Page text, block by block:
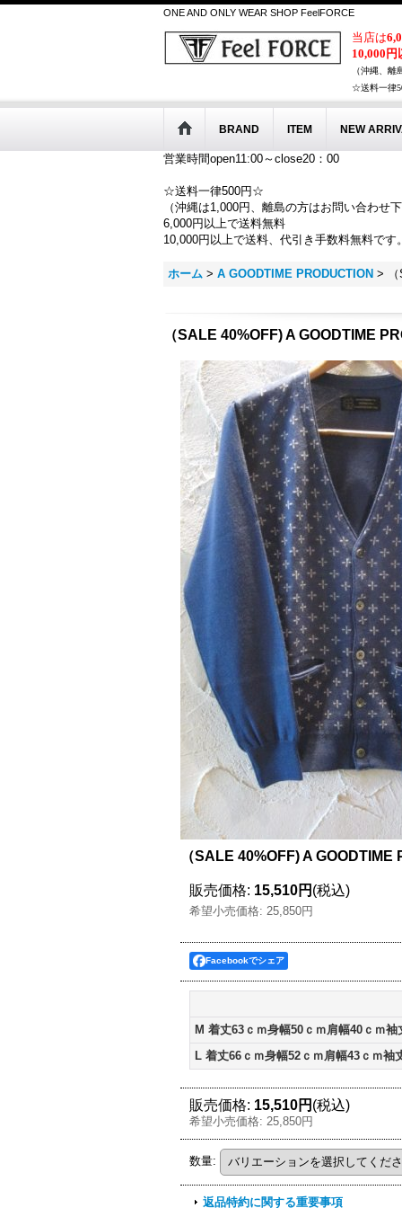
ONE AND ONLY WEAR SHOP FeelFORCE
当店は
10,000円
（沖縄、
☆送料一律
BRAND ITEM NEW
営業時間open11:00～close20：00
☆送料一律500円☆
（沖縄は1,000円、離島の方はお問い合わせ
6,000円以上で送料無料
10,000円以上で送料、代引き手数料無料です
ホーム > A GOODTIME PRODUCTION >
（SALE 40%OFF) A GOODTIME
（SALE 40%OFF) A
販売価格: 15,510円 (税込)
希望小売価格: 25,850円
Facebookでシェア
M 着丈63ｃｍ身幅50ｃｍ肩幅40ｃｍ袖
L 着丈66ｃｍ身幅52ｃｍ肩幅43ｃｍ袖
販売価格: 15,510円 (税込)
希望小売価格: 25,850円
数量:
返品特約に関する重要事項